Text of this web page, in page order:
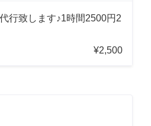
行致します♪1時間2500円2
¥2,500